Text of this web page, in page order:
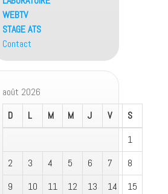
WEBTV
STAGE ATS
Contact
août 2026
D
L M M J V
S
1
2
3 4 5 6 7
8
9
10 11 12 13 14
15